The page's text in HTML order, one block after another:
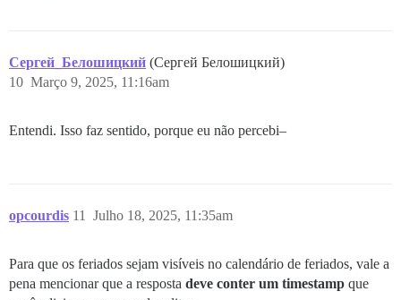
Сергей_Белошицкий (Сергей Белошицкий)
Março 9, 2025, 11:16am
10
Entendi. Isso faz sentido, porque eu não percebi–
opcourdis Julho 18, 2025, 11:35am
11
Para que os feriados sejam visíveis no calendário de feriados, vale a
pena mencionar que a resposta deve conter um timestamp que